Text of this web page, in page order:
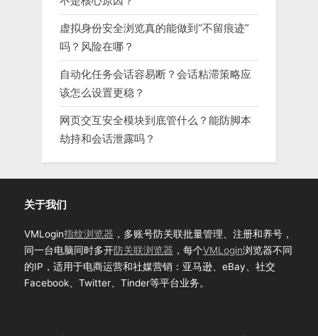
虚拟身份安全浏览真的能做到“不留痕迹”
吗？风险在哪？
自动化任务会话容易断？会话粘滞策略应
该怎么设置更稳？
网页交互安全模块到底管什么？能防脚本
劫持和会话泄露吗？
关于我们
VMLogin指纹浏览器 ，多账号防关联批量管理、注册和养号，
同一台电脑同时多开防关联浏览器 ，每个VMLogin浏览器不同
的IP，适用于电商运营和社媒营销：亚马逊、eBay、社交
Facebook、Twitter、Tinder等平台业务。